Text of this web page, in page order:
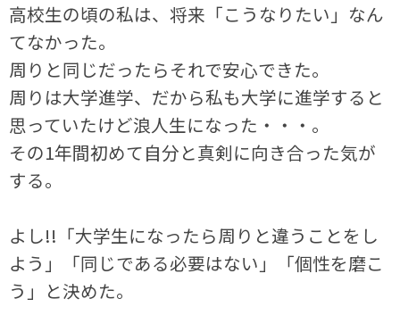
高校生の頃の私は、将来「こうなりたい」なん
てなかった。
周りと同じだったらそれで安心できた。
周りは大学進学、だから私も大学に進学すると
思っていたけど浪人生になった・・・。
その1年間初めて自分と真剣に向き合った気が
する。
よし!! 「大学生になったら周りと違うことをし
よう」「同じである必要はない」「個性を磨こ
う」と決めた。